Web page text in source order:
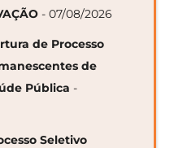
- 07/08/2026
de Processo
de
Pública -
Seletivo